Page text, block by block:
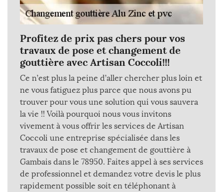
Profitez de prix pas chers pour vos
travaux de pose et changement de
gouttière avec Artisan Coccoli!!!
Ce n’est plus la peine d’aller chercher plus loin et
ne vous fatiguez plus parce que nous avons pu
trouver pour vous une solution qui vous sauvera
la vie !! Voilà pourquoi nous vous invitons
vivement à vous offrir les services de Artisan
Coccoli une entreprise spécialisée dans les
travaux de pose et changement de gouttière à
Gambais dans le 78950. Faites appel à ses services
de professionnel et demandez votre devis le plus
rapidement possible soit en téléphonant à